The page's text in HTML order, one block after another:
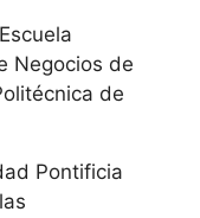
Negocios de
de
Pontificia